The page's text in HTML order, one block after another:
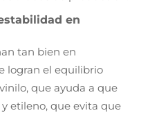
en
tan bien en
logran el equilibrio
que ayuda a que
y etileno, que evita que